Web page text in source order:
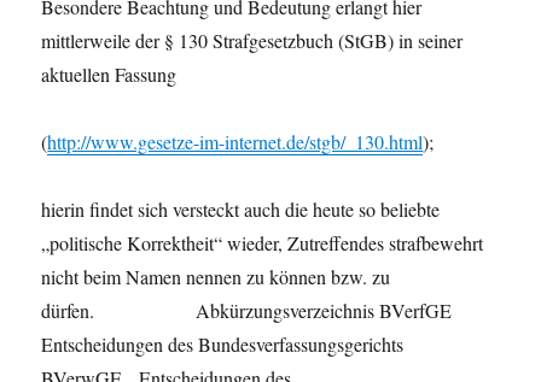
Besondere Beachtung und Bedeutung erlangt hier
mittlerweile der § 130 Strafgesetzbuch (StGB) in seiner
aktuellen Fassung
(http://www.gesetze-im-internet.de/stgb/_130.html);
hierin findet sich versteckt auch die heute so beliebte
„politische Korrektheit“ wieder, Zutreffendes strafbewehrt
nicht beim Namen nennen zu können bzw. zu
dürfen. Abkürzungsverzeichnis BVerfGE
Entscheidungen des Bundesverfassungsgerichts